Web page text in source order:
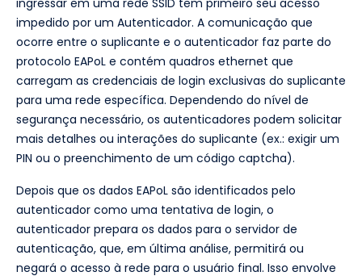
ingressar em uma rede SSID tem primeiro seu acesso
impedido por um Autenticador. A comunicação que
ocorre entre o suplicante e o autenticador faz parte do
protocolo EAPoL e contém quadros ethernet que
carregam as credenciais de login exclusivas do suplicante
para uma rede específica. Dependendo do nível de
segurança necessário, os autenticadores podem solicitar
mais detalhes ou interações do suplicante (ex.: exigir um
PIN ou o preenchimento de um código captcha).
Depois que os dados EAPoL são identificados pelo
autenticador como uma tentativa de login, o
autenticador prepara os dados para o servidor de
autenticação, que, em última análise, permitirá ou
negará o acesso à rede para o usuário final. Isso envolve